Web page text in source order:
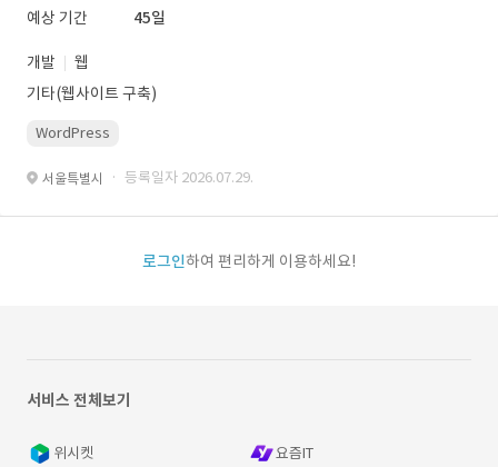
예상 기간
45일
개발
웹
기타(웹사이트 구축)
WordPress
서울특별시 · 등록일자 2026.07.29.
로그인하여 편리하게 이용하세요!
서비스 전체보기
위시켓 요즘IT